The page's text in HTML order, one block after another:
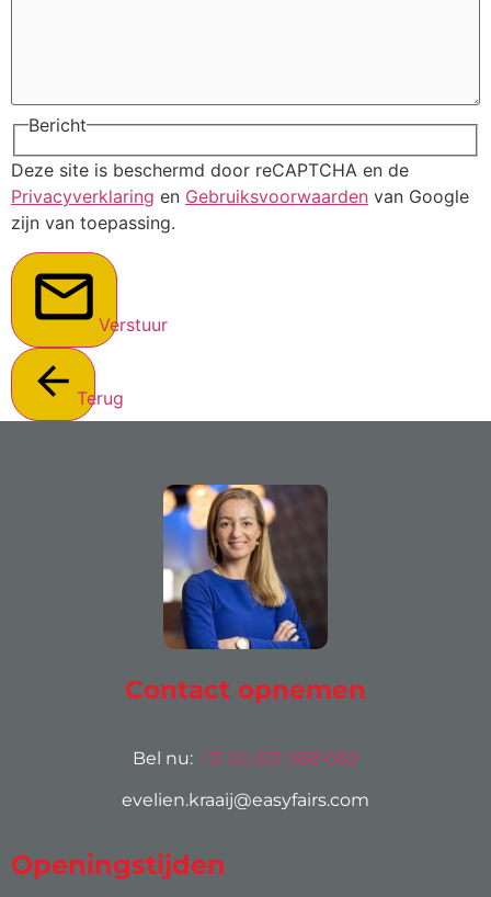
Bericht
Deze site is beschermd door reCAPTCHA en de
Privacyverklaring en Gebruiksvoorwaarden van Google
zijn van toepassing.
Verstuur
Terug
Contact opnemen
Bel nu: +31 (0) 631 988 069
evelien.kraaij@easyfairs.com
Openingstijden